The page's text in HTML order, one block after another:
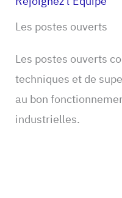
Les postes ouverts
Les postes ouverts
techniques et de
au bon
industrielles.